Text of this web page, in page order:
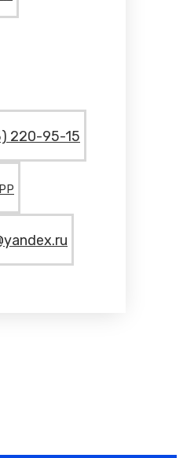
220-95-15